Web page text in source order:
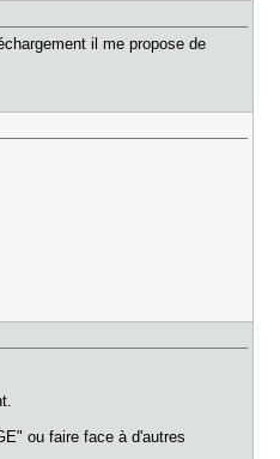
il me propose de
ou faire face à d'autres